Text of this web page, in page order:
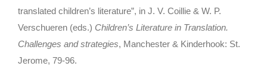
translated children’s literature”, in J. V. Coillie & W. P.
Verschueren (eds.) Children’s Literature in Translation.
Challenges and strategies, Manchester & Kinderhook: St.
Jerome, 79-96.